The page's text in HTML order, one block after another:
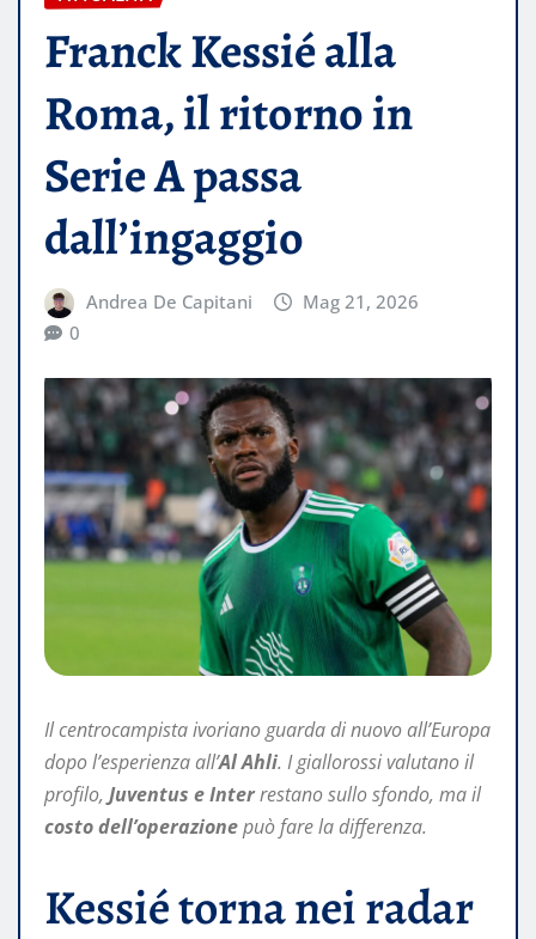
Franck Kessié alla
Roma, il ritorno in
Serie A passa
dall’ingaggio
Andrea De Capitani
Mag 21, 2026
0
Il centrocampista ivoriano guarda di nuovo all’Europa
dopo l’esperienza all’Al Ahli. I giallorossi valutano il
profilo, Juventus e Interrestano sullo sfondo, ma il
costo dell’operazionepuò fare la differenza.
Kessié torna nei radar